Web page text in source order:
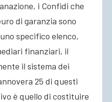
i Confidi che
di garanzia sono
specifico elenco,
finanziari, il
il sistema dei
25 di questi
è quello di costituire